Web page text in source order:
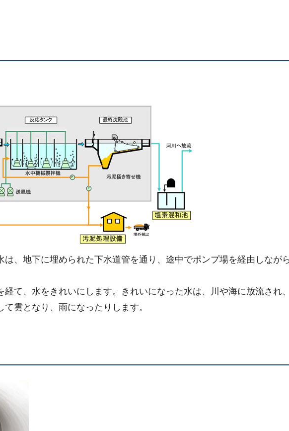
、地下に埋められた下水道管を通り、途中でポンプ場を経由しなが
て、水をきれいにします。きれいになった水は、川や海に放流され
雲となり、雨になったりします。